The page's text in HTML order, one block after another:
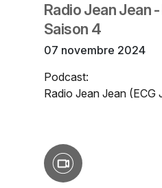
Radio Jean Jean
Saison 4
07 novembre 2024
Podcast:
Radio Jean Jean (ECG